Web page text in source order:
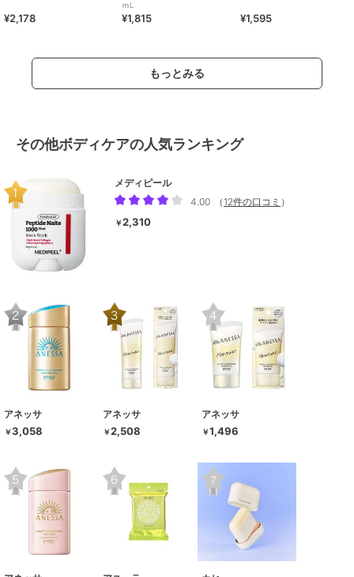
¥2,178
ｍL
¥1,815 ¥1,595
もっとみる
その他ボディケアの人気ランキング
メディピール
4.00
（ 12件の口コミ ）
￥2,310
アネッサ
￥3,058
アネッサ
￥2,508
アネッサ
￥1,496